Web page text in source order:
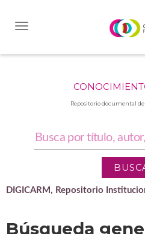
Repositorio documental
DIGICARM, Repositorio
Búsqueda